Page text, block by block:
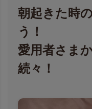
朝起きた時
う！
愛用者さま
続々！